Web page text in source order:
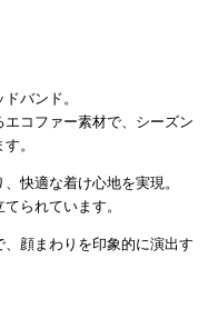
バンド。
コファー素材で、シーズン
。
快適な着け心地を実現。
られています。
顔まわりを印象的に演出す